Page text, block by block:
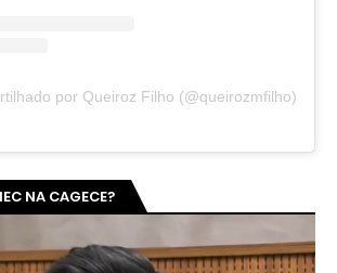
por Queiroz Filho (@queirozmfilho)
NA CAGECE?